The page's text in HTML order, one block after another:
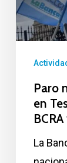
Banco
Paro
en
La